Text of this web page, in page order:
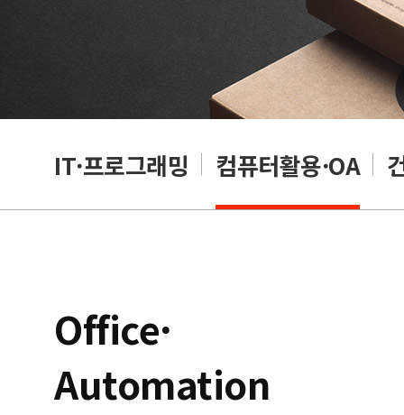
IT·프로그래밍 컴퓨터활용·OA
Office·
Automation